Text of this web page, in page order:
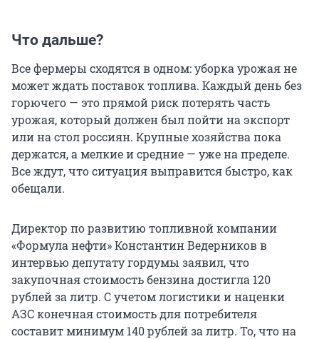
Что дальше?
Все фермеры сходятся в одном: уборка урожая не
может ждать поставок топлива. Каждый день без
горючего — это прямой риск потерять часть
урожая, который должен был пойти на экспорт
или на стол россиян. Крупные хозяйства пока
держатся, а мелкие и средние — уже на пределе.
Все ждут, что ситуация выправится быстро, как
обещали.
Директор по развитию топливной компании
«Формула нефти» Константин Ведерников в
интервью депутату гордумы заявил, что
закупочная стоимость бензина достигла 120
рублей за литр. С учетом логистики и наценки
АЗС конечная стоимость для потребителя
составит минимум 140 рублей за литр. То, что на